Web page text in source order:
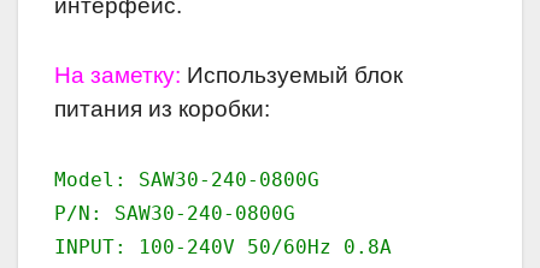
интерфейс.
На заметку: Используемый блок
питания из коробки:
Model: SAW30-240-0800G
P/N: SAW30-240-0800G
INPUT: 100-240V 50/60Hz 0.8A